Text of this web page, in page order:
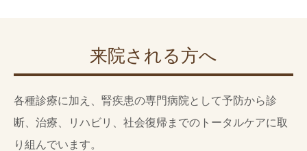
来院される方へ
各種診療に加え、腎疾患の専門病院として予防から診
断、治療、リハビリ、社会復帰までのトータルケアに取
り組んでいます。